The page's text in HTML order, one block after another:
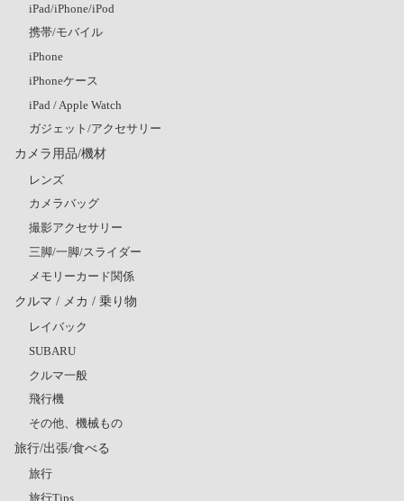
iPad/iPhone/iPod
携帯/モバイル
iPhone
iPhoneケース
iPad / Apple Watch
ガジェット/アクセサリー
カメラ用品/機材
レンズ
カメラバッグ
撮影アクセサリー
三脚/一脚/スライダー
メモリーカード関係
クルマ / メカ / 乗り物
レイバック
SUBARU
クルマ一般
飛行機
その他、機械もの
旅行/出張/食べる
旅行
旅行Tips